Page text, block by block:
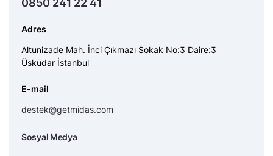
0850 241 22 41
Adres
Altunizade Mah. İnci Çıkmazı Sokak No:3 Daire:3
Üsküdar İstanbul
E-mail
destek@getmidas.com
Sosyal Medya